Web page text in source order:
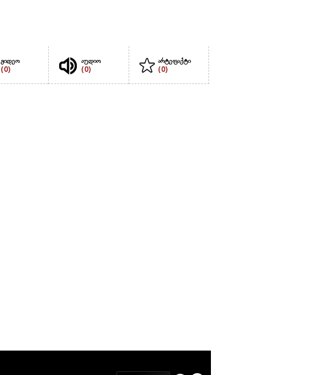
ვიდეო
(0)
აუდიო
(0)
არტეფაქტი
(0)